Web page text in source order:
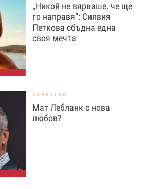
„Никой не вярваше, че ще
го направя“: Силвия
Петкова сбъдна една
своя мечта
ИЗВЕСТНИ
Мат Лебланк с нова
любов?